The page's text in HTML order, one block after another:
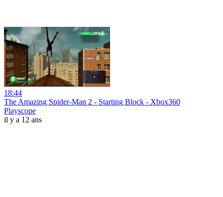
18:44
The Amazing Spider-Man 2 - Starting Block - Xbox360
Playscope
il y a 12 ans